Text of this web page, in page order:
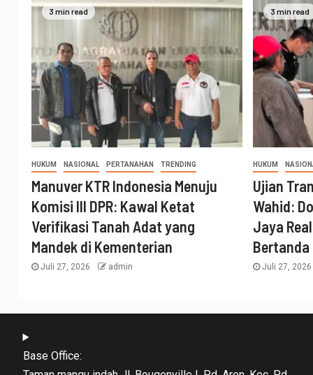
3 min read
HUKUM NASIONAL PERTANAHAN TRENDING
Manuver KTR Indonesia Menuju
Komisi III DPR: Kawal Ketat
Verifikasi Tanah Adat yang
Mandek di Kementerian
Juli 27, 2026 admin
3 min read
HUKUM
Ujian
Wahid:
Jaya
Bertanda
Juli 27,
Base Office: